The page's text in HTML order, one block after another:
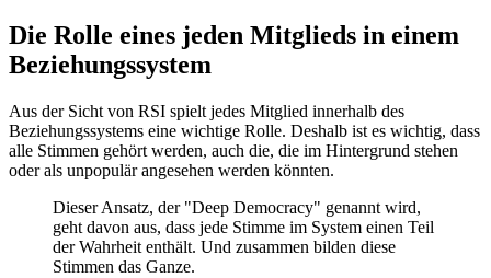
Die Rolle eines jeden Mitglieds in einem
Beziehungssystem
Aus der Sicht von RSI spielt jedes Mitglied innerhalb des
Beziehungssystems eine wichtige Rolle. Deshalb ist es wichtig, dass
alle Stimmen gehört werden, auch die, die im Hintergrund stehen
oder als unpopulär angesehen werden könnten.
Dieser Ansatz, der "Deep Democracy" genannt wird,
geht davon aus, dass jede Stimme im System einen Teil
der Wahrheit enthält. Und zusammen bilden diese
Stimmen das Ganze.